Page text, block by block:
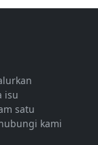
isu
satu
kami